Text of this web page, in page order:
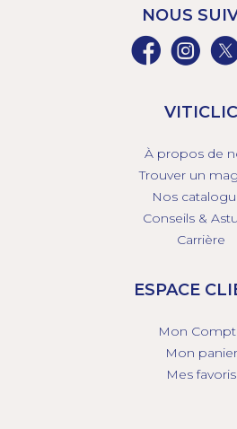
NOUS
VITICLIC
À propos de
Trouver un
Nos
Conseils &
Carrière
ESPACE
Mon
Mon panier
Mes favoris